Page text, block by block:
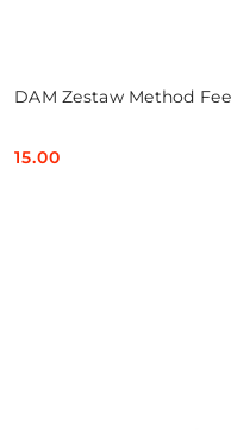
DAM Zestaw Method
Cena:
15.00